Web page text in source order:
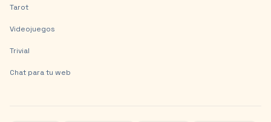
Tarot
Videojuegos
Trivial
Chat para tu web